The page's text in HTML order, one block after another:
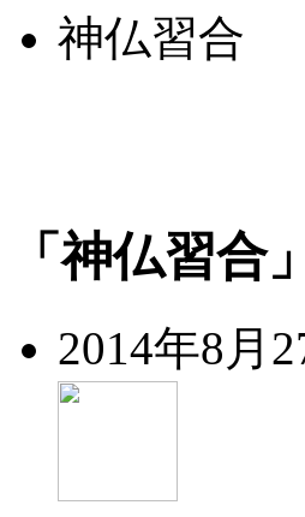
神仏習合
「神仏習合
2014年8月